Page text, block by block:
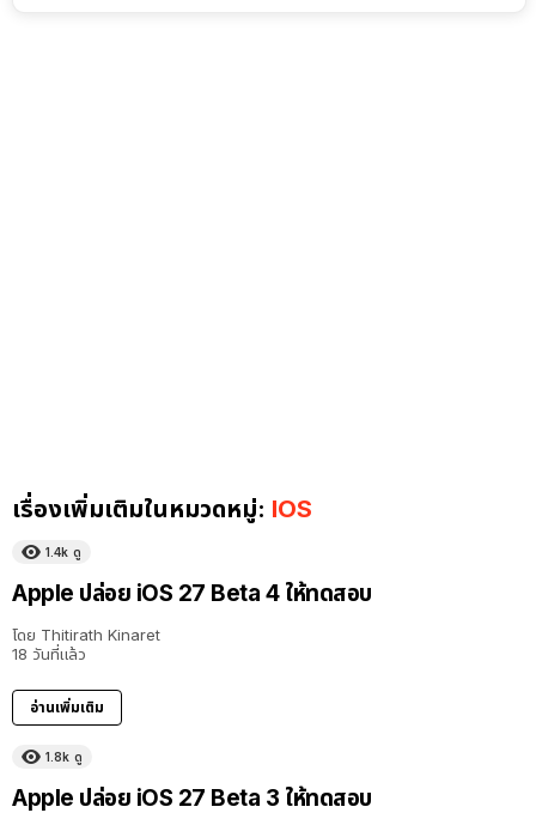
เรื่องเพิ่มเติมในหมวดหมู่: IOS
1.4k ดู
Apple ปล่อย iOS 27 Beta 4 ให้ทดสอบ
โดย Thitirath Kinaret
18 วันที่แล้ว
อ่านเพิ่มเติม
1.8k ดู
Apple ปล่อย iOS 27 Beta 3 ให้ทดสอบ